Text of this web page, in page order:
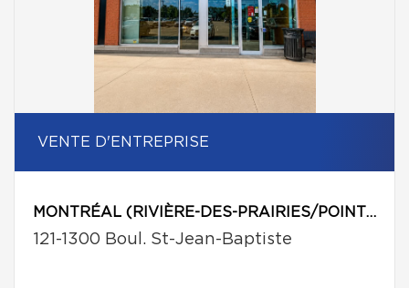
VENTE D'ENTREPRISE
MONTRÉAL (RIVIÈRE-DES-PRAIRIES/POINTE-AUX-TREMBLES)
121-1300 Boul. St-Jean-Baptiste